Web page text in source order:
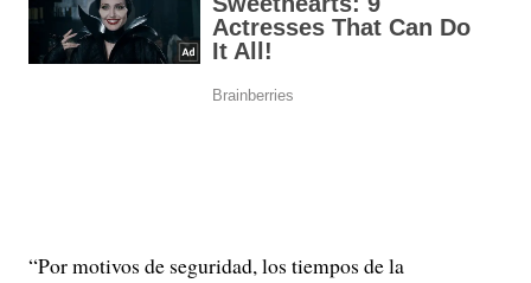
“Por motivos de seguridad, los tiempos de la